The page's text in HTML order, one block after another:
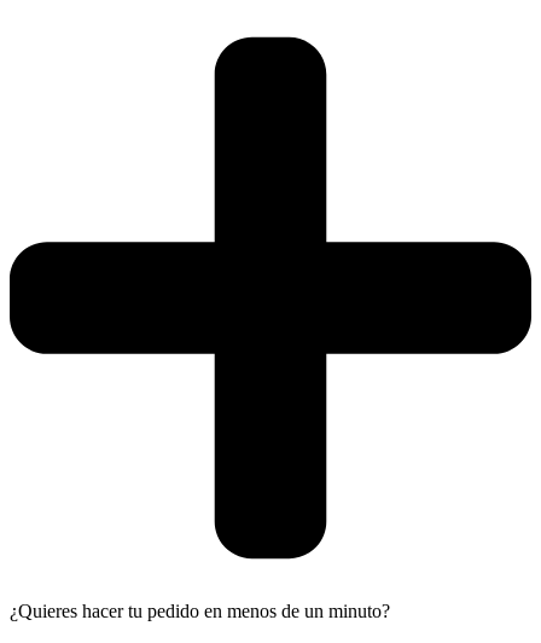
¿Quieres hacer tu pedido en menos de un minuto?